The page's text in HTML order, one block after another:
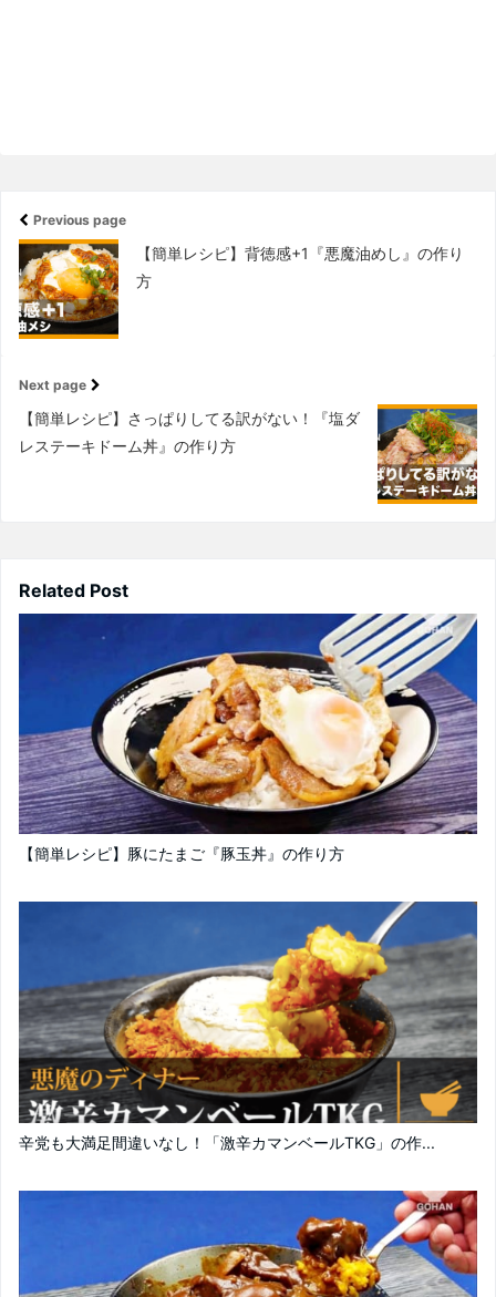
Previous page
【簡単レシピ】背徳感+1『悪魔油めし』の作り
方
Next page
【簡単レシピ】さっぱりしてる訳がない！『塩ダ
レステーキドーム丼』の作り方
Related Post
【簡単レシピ】豚にたまご『豚玉丼』の作り方
辛党も大満足間違いなし！「激辛カマンベールTKG」の作...